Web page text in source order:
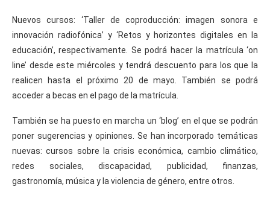
Nuevos cursos: ‘Taller de coproducción: imagen sonora e
innovación radiofónica’ y ‘Retos y horizontes digitales en la
educación’, respectivamente. Se podrá hacer la matrícula ‘on
line’ desde este miércoles y tendrá descuento para los que la
realicen hasta el próximo 20 de mayo. También se podrá
acceder a becas en el pago de la matrícula.
También se ha puesto en marcha un ‘blog’ en el que se podrán
poner sugerencias y opiniones. Se han incorporado temáticas
nuevas: cursos sobre la crisis económica, cambio climático,
redes sociales, discapacidad, publicidad, finanzas,
gastronomía, música y la violencia de género, entre otros.